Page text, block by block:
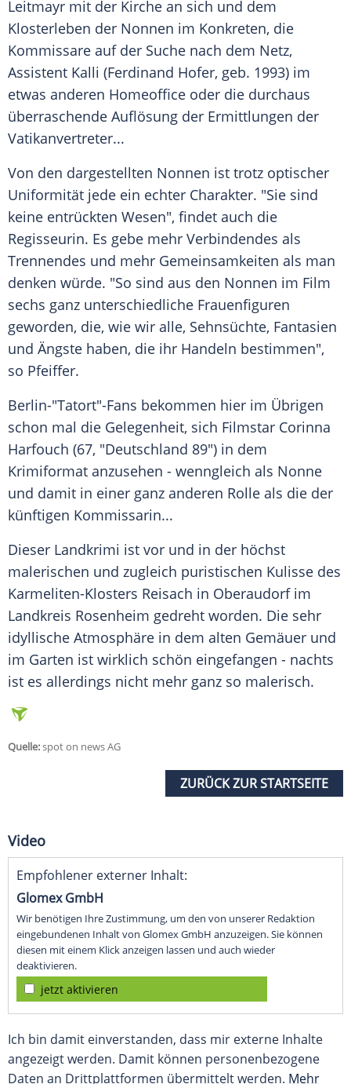
Leitmayr mit der Kirche an sich und dem
Klosterleben der Nonnen im Konkreten, die
Kommissare auf der Suche nach dem Netz,
Assistent Kalli (Ferdinand Hofer, geb. 1993) im
etwas anderen Homeoffice oder die durchaus
überraschende Auflösung der Ermittlungen der
Vatikanvertreter...
Von den dargestellten Nonnen ist trotz optischer
Uniformität jede ein echter Charakter. "Sie sind
keine entrückten Wesen", findet auch die
Regisseurin. Es gebe mehr Verbindendes als
Trennendes und mehr Gemeinsamkeiten als man
denken würde. "So sind aus den Nonnen im Film
sechs ganz unterschiedliche Frauenfiguren
geworden, die, wie wir alle, Sehnsüchte, Fantasien
und Ängste haben, die ihr Handeln bestimmen",
so Pfeiffer.
Berlin-"Tatort"-Fans bekommen hier im Übrigen
schon mal die Gelegenheit, sich Filmstar Corinna
Harfouch (67, "Deutschland 89") in dem
Krimiformat anzusehen - wenngleich als Nonne
und damit in einer ganz anderen Rolle als die der
künftigen Kommissarin...
Dieser Landkrimi ist vor und in der höchst
malerischen und zugleich puristischen Kulisse des
Karmeliten-Klosters Reisach in Oberaudorf im
Landkreis Rosenheim gedreht worden. Die sehr
idyllische Atmosphäre in dem alten Gemäuer und
im Garten ist wirklich schön eingefangen - nachts
ist es allerdings nicht mehr ganz so malerisch.
Quelle:spot on news AG
ZURÜCK ZUR STARTSEITE
Video
Empfohlener externer Inhalt:
Glomex GmbH
Wir benötigen Ihre Zustimmung, um den von unserer Redaktion
eingebundenen Inhalt von Glomex GmbH anzuzeigen. Sie können
diesen mit einem Klick anzeigen lassen und auch wieder
deaktivieren.
jetzt aktivieren
Ich bin damit einverstanden, dass mir externe Inhalte
angezeigt werden. Damit können personenbezogene
Daten an Drittplattformen übermittelt werden. Mehr